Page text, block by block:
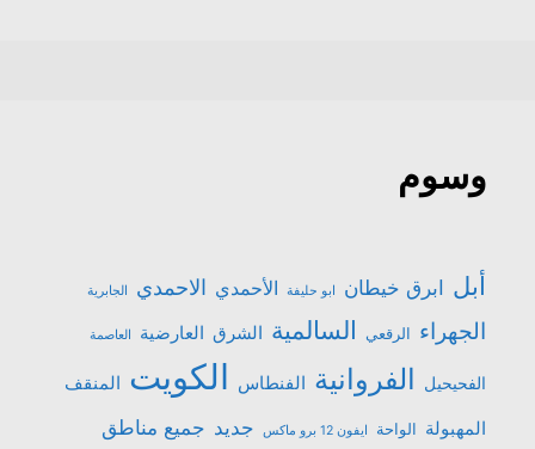
وسوم
أبل ابرق خيطان ابو حليفة الأحمدي الاحمدي الجابرية
الجهراء الرقعي السالمية الشرق العارضية العاصمة
الفحيحيل الفروانية الفنطاس الكويت المنقف
المهبولة الواحة ايفون 12 برو ماكس جديد جميع مناطق